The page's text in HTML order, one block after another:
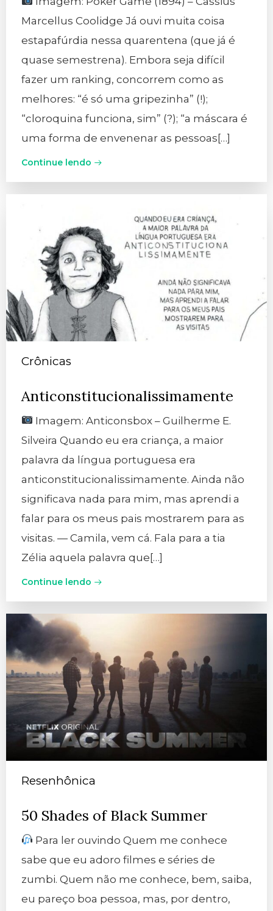
Marcellus Coolidge Já ouvi muita coisa
estapafúrdia nessa quarentena (que já é
quase semestrena). Embora seja difícil
fazer um ranking, concorrem como as
melhores: “é só uma gripezinha” (!);
“cloroquina funciona, sim” (?); “a máscara é
uma forma de envenenar as pessoas[…]
Continue lendo
Crônicas
Anticonstitucionalissimamente
Imagem: Anticonsbox – Guilherme E.
Silveira Quando eu era criança, a maior
palavra da língua portuguesa era
anticonstitucionalissimamente. Ainda não
significava nada para mim, mas aprendi a
falar para os meus pais mostrarem para as
visitas. — Camila, vem cá. Fala para a tia
Zélia aquela palavra que[…]
Continue lendo
Resenhônica
50 Shades of Black Summer
Para ler ouvindo Quem me conhece
sabe que eu adoro filmes e séries de
zumbi. Quem não me conhece, bem, saiba,
eu pareço boa pessoa, mas, por dentro,